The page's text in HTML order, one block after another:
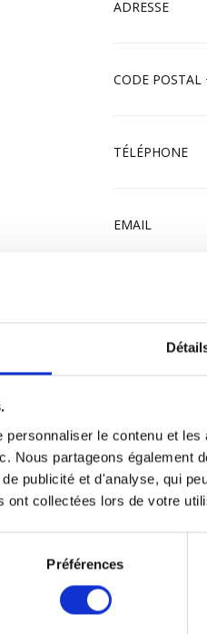
personnaliser le contenu et
Nous partageons également
publicité et d'analyse, qui
ont collectées lors de votre
Préférences
ADRESSE
CODE POSTAL
TÉLÉPHONE
EMAIL